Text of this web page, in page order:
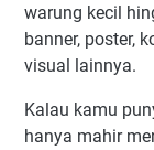
warung kecil
banner, poster,
visual lainnya.
Kalau kamu
hanya mahir